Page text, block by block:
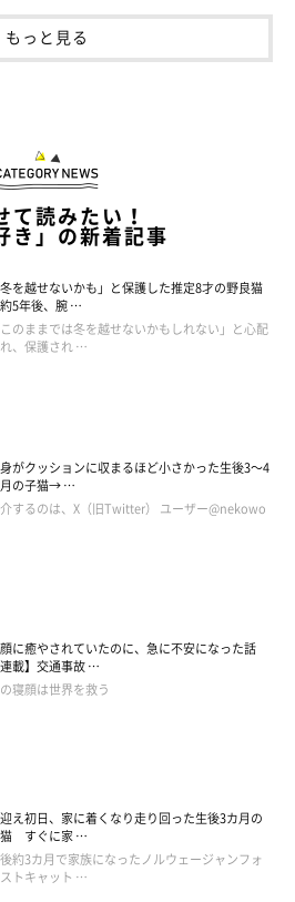
もっと見る
て読みたい！
き」の新着記事
冬を越せないかも」と保護した推定8才の野良猫
5年後、腕 …
このままでは冬を越せないかもしれない」と心配
、保護され …
がクッションに収まるほど小さかった生後3～4
の子猫→ …
するのは、X（旧Twitter） ユーザー@nekowo
に癒やされていたのに、急に不安になった話
連載】交通事故 …
寝顔は世界を救う
え初日、家に着くなり走り回った生後3カ月の
すぐに家 …
約3カ月で家族になったノルウェージャンフォ
トキャット …